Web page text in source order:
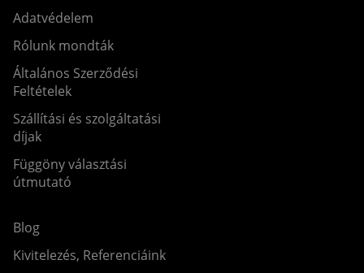
Adatvédelem
Rólunk mondták
Általános Szerződési
Feltételek
Szállítási és szolgáltatási
díjak
Függöny választási
útmutató
Blog
Kivitelezés, Referenciáink